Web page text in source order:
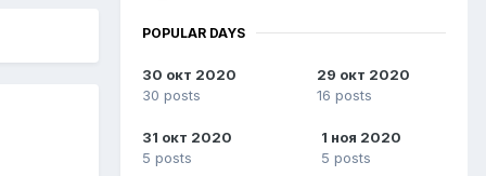
POPULAR DAYS
30 окт 2020
30 posts
29 окт 2020
16 posts
31 окт 2020
5 posts
1 ноя 2020
5 posts